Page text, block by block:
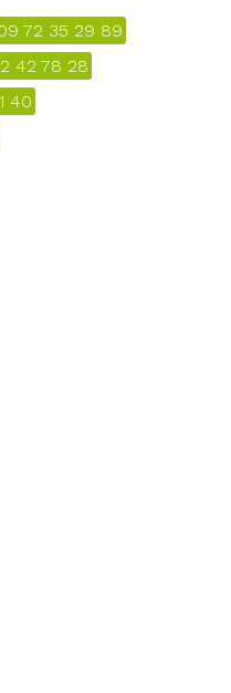
72 35 29 89
42 78 28
40